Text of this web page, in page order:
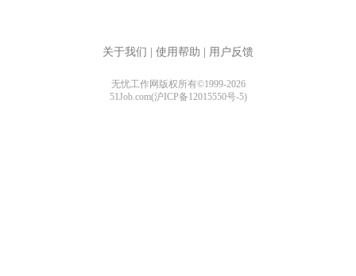
关于我们 使用帮助 用户反馈
无忧工作网版权所有©1999-2026
51Job.com(沪ICP备12015550号-5)